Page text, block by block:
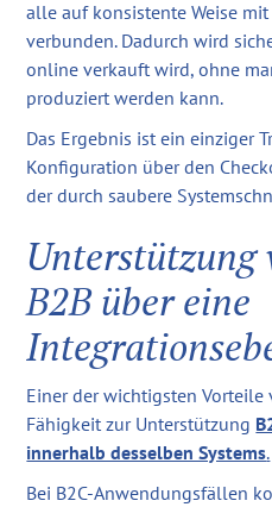
alle auf konsistente Weise
verbunden. Dadurch wird
online verkauft wird, ohne
produziert werden kann.
Das Ergebnis ist ein einziger
Konfiguration über den
der durch saubere
Unterstützung
B2B über eine
Einer der wichtigsten
Fähigkeit zur Unterstützung
innerhalb desselben Systems.
Bei B2C-Anwendungsfällen